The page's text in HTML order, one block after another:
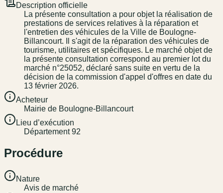
Description officielle
La présente consultation a pour objet la réalisation de
prestations de services relatives à la réparation et
l'entretien des véhicules de la Ville de Boulogne-
Billancourt. Il s'agit de la réparation des véhicules de
tourisme, utilitaires et spécifiques. Le marché objet de
la présente consultation correspond au premier lot du
marché n°25052, déclaré sans suite en vertu de la
décision de la commission d'appel d'offres en date du
13 février 2026.
Acheteur
Mairie de Boulogne-Billancourt
Lieu d’exécution
Département 92
Procédure
Nature
Avis de marché